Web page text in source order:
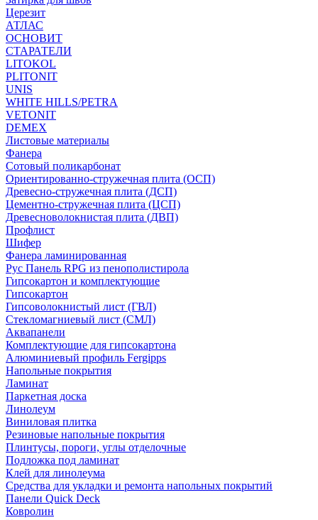
Церезит
АТЛАС
ОСНОВИТ
СТАРАТЕЛИ
LITOKOL
PLITONIT
UNIS
WHITE HILLS/PETRA
VETONIT
DEMEX
Листовые материалы
Фанера
Сотовый поликарбонат
Ориентированно-стружечная плита (ОСП)
Древесно-стружечная плита (ДСП)
Цементно-стружечная плита (ЦСП)
Древесноволокнистая плита (ДВП)
Профлист
Шифер
Фанера ламинированная
Рус Панель RPG из пенополистирола
Гипсокартон и комплектующие
Гипсокартон
Гипсоволокнистый лист (ГВЛ)
Стекломагниевый лист (СМЛ)
Аквапанели
Комплектующие для гипсокартона
Алюминиевый профиль Fergipps
Напольные покрытия
Ламинат
Паркетная доска
Линолеум
Виниловая плитка
Резиновые напольные покрытия
Плинтусы, пороги, углы отделочные
Подложка под ламинат
Клей для линолеума
Средства для укладки и ремонта напольных покрытий
Панели Quick Deck
Ковролин